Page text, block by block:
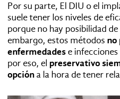
Por su parte, El DIU o el
suele tener los niveles de
porque no hay posibilidad
embargo, estos métodos no
enfermedades e
por eso, el preservativo
opcióna la hora de tener